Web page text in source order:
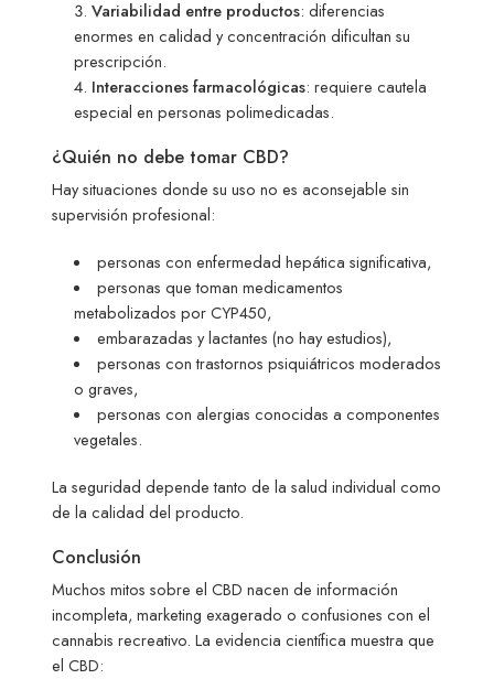
Variabilidad entre productos: diferencias
enormes en calidad y concentración dificultan su
prescripción.
Interacciones farmacológicas: requiere cautela
especial en personas polimedicadas.
¿Quién no debe tomar CBD?
Hay situaciones donde su uso no es aconsejable sin
supervisión profesional:
personas con enfermedad hepática significativa,
personas que toman medicamentos
metabolizados por CYP450,
embarazadas y lactantes (no hay estudios),
personas con trastornos psiquiátricos moderados
o graves,
personas con alergias conocidas a componentes
vegetales.
La seguridad depende tanto de la salud individual como
de la calidad del producto.
Conclusión
Muchos mitos sobre el CBD nacen de información
incompleta, marketing exagerado o confusiones con el
cannabis recreativo. La evidencia científica muestra que
el CBD: